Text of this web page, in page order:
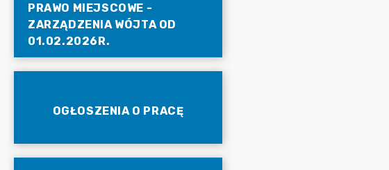
PRAWO MIEJSCOWE -
ZARZĄDZENIA WÓJTA OD
01.02.2026R.
OGŁOSZENIA O PRACĘ